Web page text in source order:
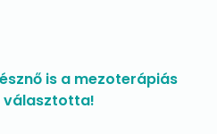
is a mezoterápiás
választotta!